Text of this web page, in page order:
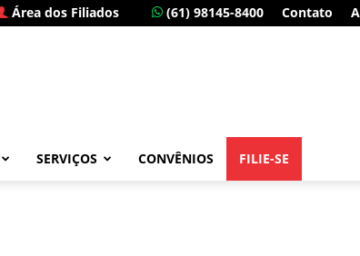
Área dos Filiados (61) 98145-8400 Contato
SERVIÇOS CONVÊNIOS FILIE-SE